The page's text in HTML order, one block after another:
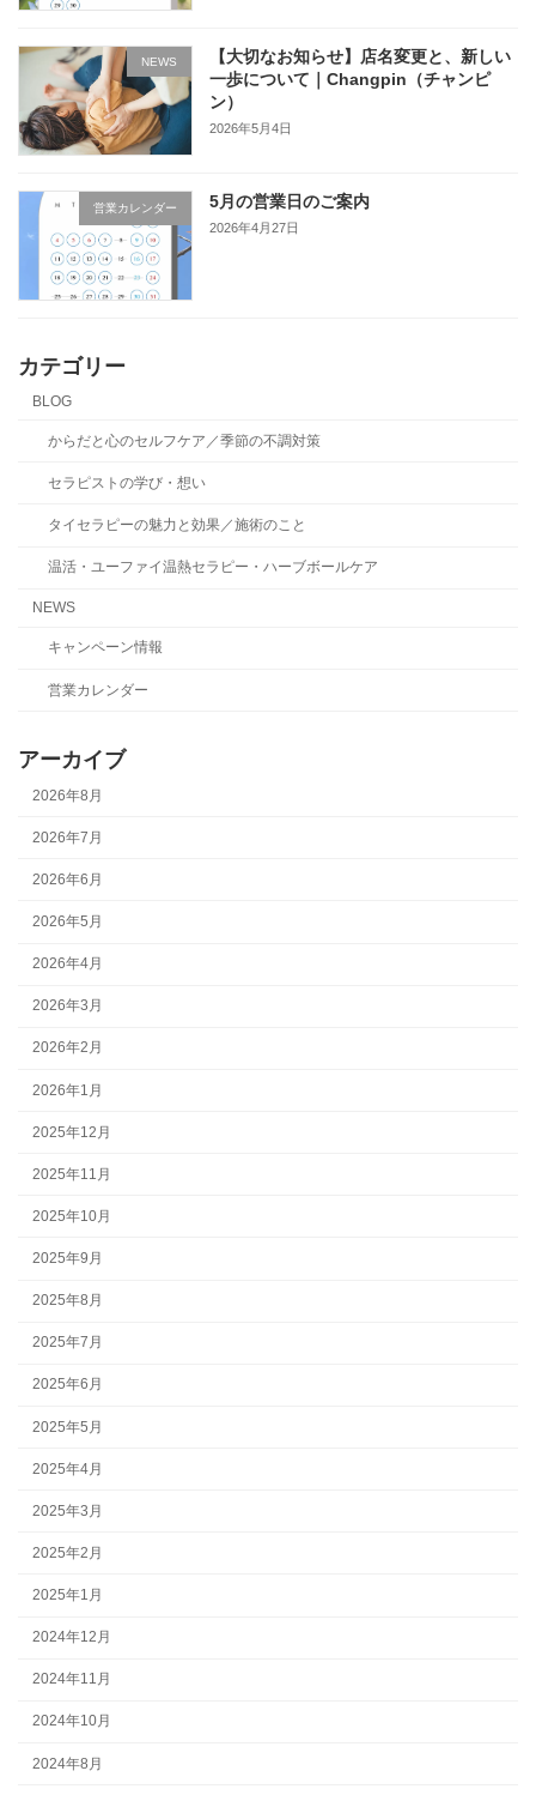
NEWS
【大切なお知らせ】店名変更と、新しい
一歩について｜Changpin（チャンピ
ン）
2026年5月4日
営業カレンダー 5月の営業日のご案内
2026年4月27日
カテゴリー
BLOG
からだと心のセルフケア／季節の不調対策
セラピストの学び・想い
タイセラピーの魅力と効果／施術のこと
温活・ユーファイ温熱セラピー・ハーブボールケア
NEWS
キャンペーン情報
営業カレンダー
アーカイブ
2026年8月
2026年7月
2026年6月
2026年5月
2026年4月
2026年3月
2026年2月
2026年1月
2025年12月
2025年11月
2025年10月
2025年9月
2025年8月
2025年7月
2025年6月
2025年5月
2025年4月
2025年3月
2025年2月
2025年1月
2024年12月
2024年11月
2024年10月
2024年8月